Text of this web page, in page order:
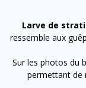
Larve de
ressemble aux
Sur les photos du
permettant de